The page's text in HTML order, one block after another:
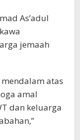
As’adul
jemaah
atas
amal
dan keluarga